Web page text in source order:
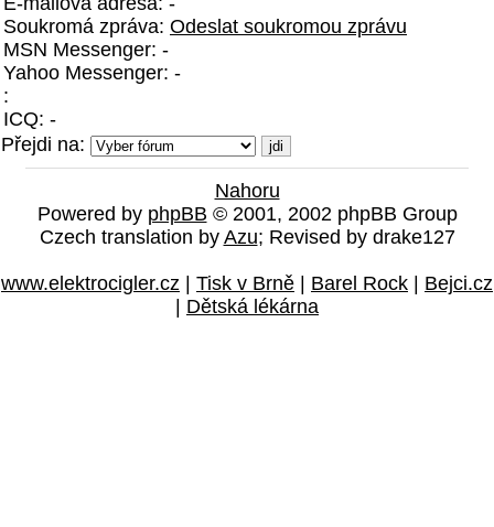
Soukromá zpráva: Odeslat soukromou zprávu
MSN Messenger: -
Yahoo Messenger: -
:
ICQ: -
Přejdi na:
Nahoru
Powered by phpBB © 2001, 2002 phpBB Group
Czech translation by Azu; Revised by drake127
www.elektrocigler.cz Tisk v Brně Barel Rock
Bejci.cz
Dětská lékárna